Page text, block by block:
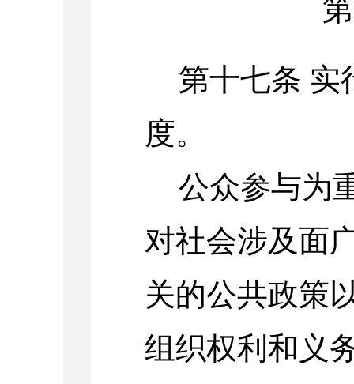
第十七条 实
度。
公众参与为
对社会涉及面
关的公共政策
组织权利和义